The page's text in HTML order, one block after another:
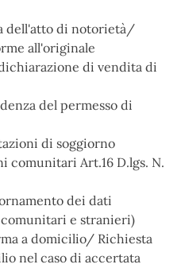
dell'atto di notorietà/
all'originale
di vendita di
del permesso di
di soggiorno
Art.16 D.lgs. N.
dei dati
e stranieri)
a domicilio/ Richiesta
nel caso di accertata